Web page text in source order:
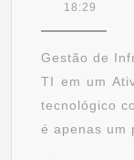
18:29
Gestão de
TI em um
tecnológico
é apenas um